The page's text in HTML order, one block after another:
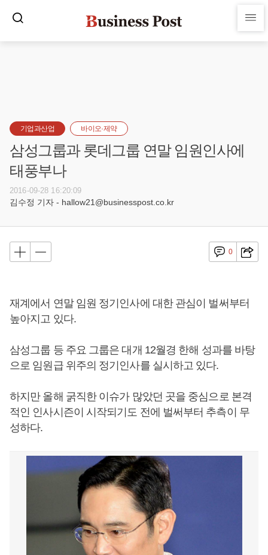
기업과산업 바이오·제약
삼성그룹과 롯데그룹 연말 임원인사에
태풍부나
2016-09-28 16:20:09
김수정 기자 - hallow21@businesspost.co.kr
0
재계에서 연말 임원 정기인사에 대한 관심이 벌써부터
높아지고 있다.
삼성그룹 등 주요 그룹은 대개 12월경 한해 성과를 바탕
으로 임원급 위주의 정기인사를 실시하고 있다.
하지만 올해 굵직한 이슈가 많았던 곳을 중심으로 본격
적인 인사시즌이 시작되기도 전에 벌써부터 추측이 무
성하다.